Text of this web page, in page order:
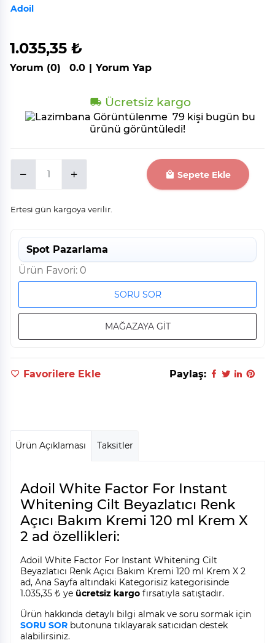
Adoil
1.035,35 ₺
Yorum (0) 0.0 | Yorum Yap
Ücretsiz kargo
79 kişi bugün bu
ürünü görüntüledi!
Sepete Ekle
Ertesi gün kargoya verilir.
Spot Pazarlama
Ürün Favori: 0
SORU SOR
MAĞAZAYA GİT
Favorilere Ekle Paylaş:
Ürün Açıklaması Taksitler
Adoil White Factor For Instant
Whitening Cilt Beyazlatıcı Renk
Açıcı Bakım Kremi 120 ml Krem X
2 ad özellikleri:
Adoil White Factor For Instant Whitening Cilt
Beyazlatıcı Renk Açıcı Bakım Kremi 120 ml Krem X 2
ad, Ana Sayfa altındaki Kategorisiz kategorisinde
1.035,35 ₺ ye ücretsiz kargo fırsatıyla satıştadır.
Ürün hakkında detaylı bilgi almak ve soru sormak için
SORU SOR butonuna tıklayarak satıcıdan destek
alabilirsiniz.